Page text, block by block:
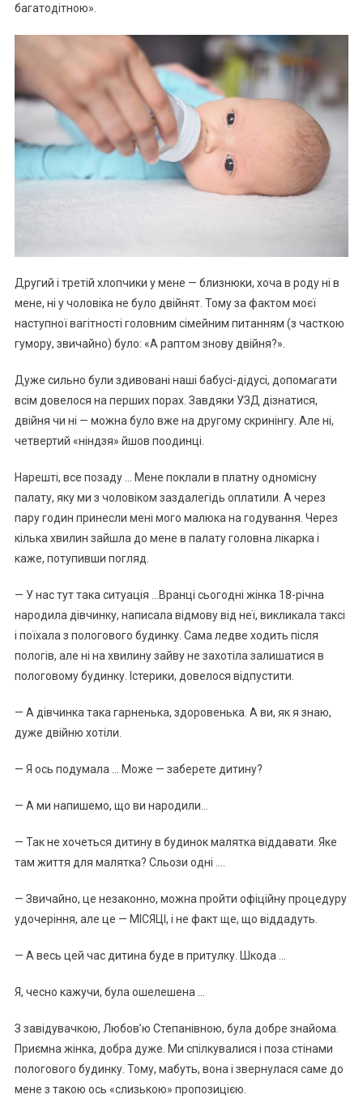
багатодітною».
Другий і третій хлопчики у мене — близнюки, хоча в роду ні в
мене, ні у чоловіка не було двійнят. Тому за фактом моєї
наступної вагітності головним сімейним питанням (з часткою
гумору, звичайно) було: «А раптом знову двійня?».
Дуже сильно були здивовані наші бабусі-дідусі, допомагати
всім довелося на перших порах. Завдяки УЗД дізнатися,
двійня чи ні — можна було вже на другому скринінгу. Але ні,
четвертий «ніндзя» йшов поодинці.
Нарешті, все позаду … Мене поклали в платну одномісну
палату, яку ми з чоловіком заздалегідь оплатили. А через
пару годин принесли мені мого малюка на годування. Через
кілька хвилин зайшла до мене в палату головна лікарка і
каже, потупивши погляд.
— У нас тут така ситуація …Вранці сьогодні жінка 18-річна
народила дівчинку, написала відмову від неї, викликала таксі
і поїхала з пологового будинку. Сама ледве ходить після
пологів, але ні на хвилину зайву не захотіла залишатися в
пологовому будинку. Істерики, довелося відпустити.
— А дівчинка така гарненька, здоровенька. А ви, як я знаю,
дуже двійню хотіли.
— Я ось подумала … Може — заберете дитину?
— А ми напишемо, що ви народили…
— Так не хочеться дитину в будинок малятка віддавати. Яке
там життя для малятка? Сльози одні ….
— Звичайно, це незаконно, можна пройти офіційну процедуру
удочеріння, але це — МІСЯЦІ, і не факт ще, що віддадуть.
— А весь цей час дитина буде в притулку. Шкода …
Я, чесно кажучи, була ошелешена …
З завідувачкою, Любов’ю Степанівною, була добре знайома.
Приємна жінка, добра дуже. Ми спілкувалися і поза стінами
пологового будинку. Тому, мабуть, вона і звернулася саме до
мене з такою ось «слизькою» пропозицією.